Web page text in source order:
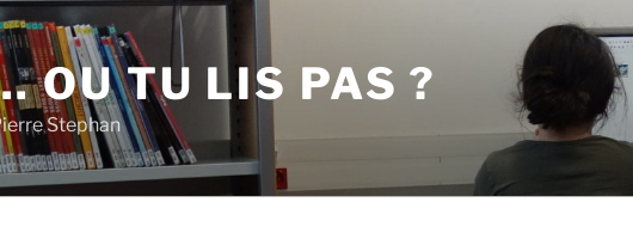
OU TU LIS PAS ?
Stephan